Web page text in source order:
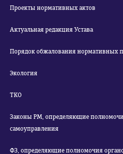
Проекты нормативных актов
Актуальная редакция Устава
Порядок обжалования нормативных
Экология
ТКО
Законы РМ, определяющие
самоуправления
ФЗ, определяющие полномочия